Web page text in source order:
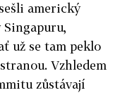
americký
Singapuru,
už se tam peklo
Vzhledem
zůstávají